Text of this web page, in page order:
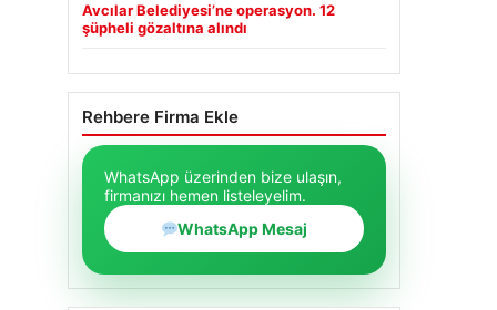
Avcılar Belediyesi’ne operasyon. 12
şüpheli gözaltına alındı
Rehbere Firma Ekle
WhatsApp üzerinden bize ulaşın,
firmanızı hemen listeleyelim.
WhatsApp Mesaj